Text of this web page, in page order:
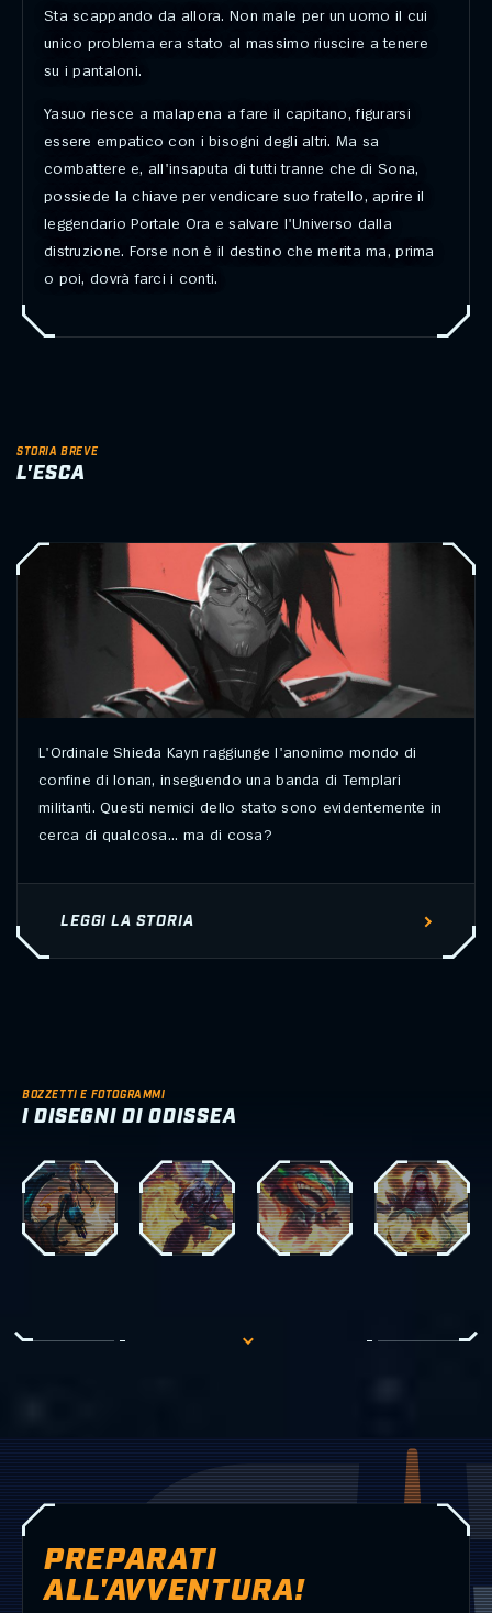
Sta scappando da allora. Non male per un uomo il cui
unico problema era stato al massimo riuscire a tenere
su i pantaloni.
Yasuo riesce a malapena a fare il capitano, figurarsi
essere empatico con i bisogni degli altri. Ma sa
combattere e, all'insaputa di tutti tranne che di Sona,
possiede la chiave per vendicare suo fratello, aprire il
leggendario Portale Ora e salvare l'Universo dalla
distruzione. Forse non è il destino che merita ma, prima
o poi, dovrà farci i conti.
STORIA BREVE
L'ESCA
L'Ordinale Shieda Kayn raggiunge l'anonimo mondo di
confine di Ionan, inseguendo una banda di Templari
militanti. Questi nemici dello stato sono evidentemente in
cerca di qualcosa... ma di cosa?
LEGGI LA STORIA
BOZZETTI E FOTOGRAMMI
I DISEGNI DI ODISSEA
PREPARATI
ALL'AVVENTURA!